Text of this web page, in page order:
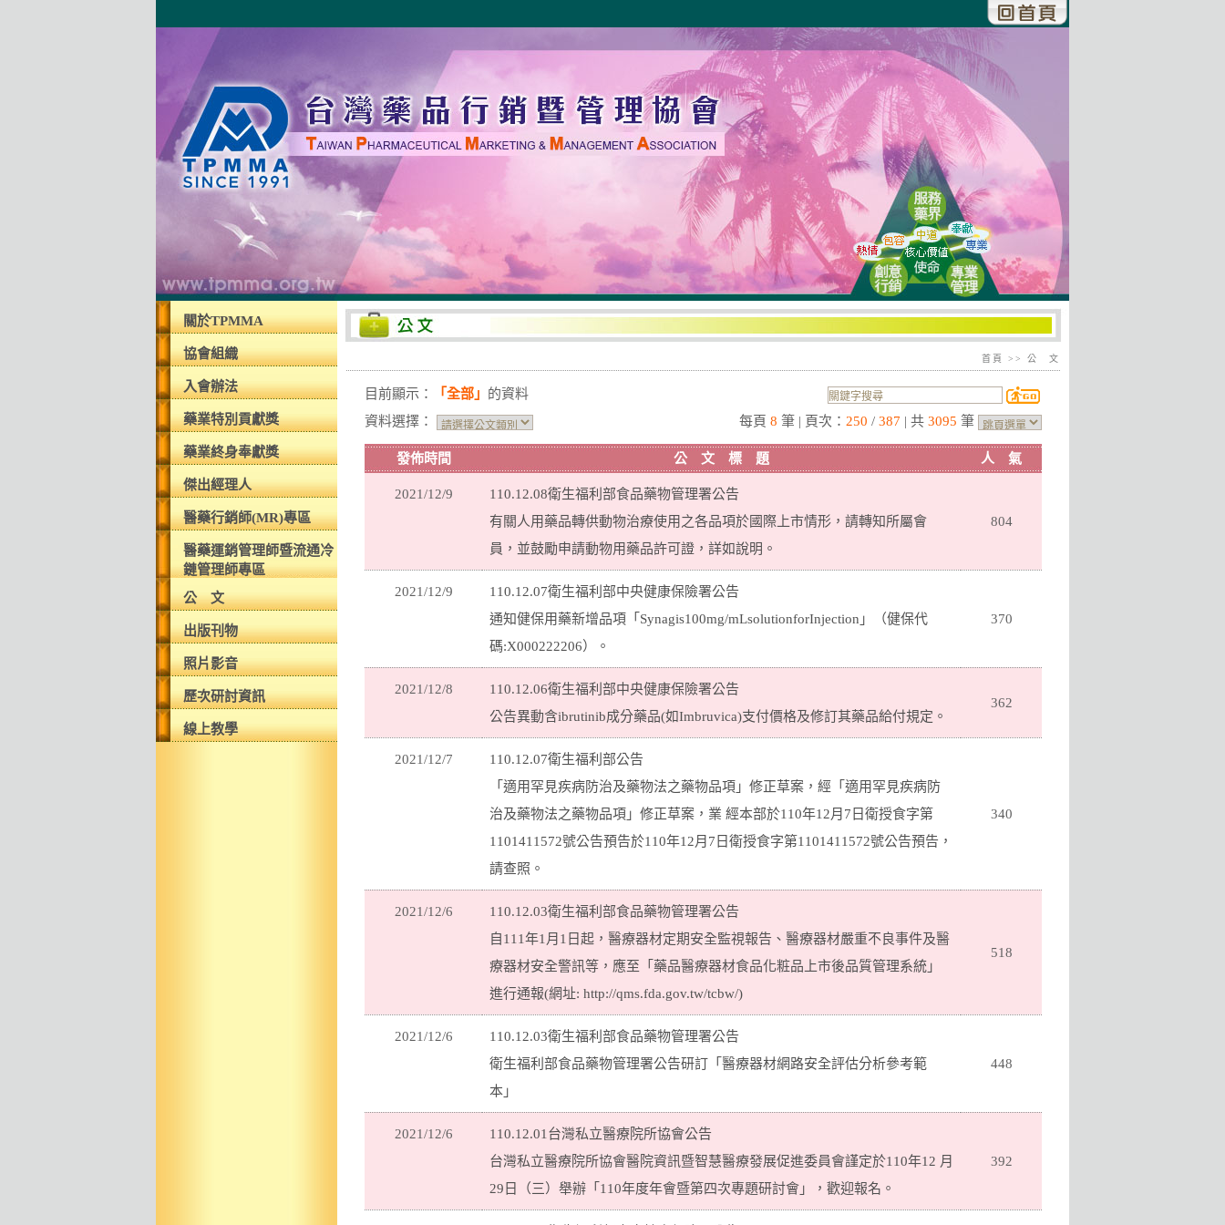
關於TPMMA
協會組織
入會辦法
藥業特別貢獻獎
藥業終身奉獻獎
傑出經理人
醫藥行銷師(MR)專區
醫藥運銷管理師暨流通冷
鏈管理師專區
公 文
出版刊物
照片影音
歷次研討資訊
線上教學
首頁 >> 公 文
目前顯示： 「全部」 的資料
資料選擇：
每頁 8 筆 | 頁次： 250 / 387 | 共 3095 筆
發佈時間 公 文 標 題 人 氣
2021/12/9
110.12.08衛生福利部食品藥物管理署公告
有關人用藥品轉供動物治療使用之各品項於國際上市情形，請轉知所屬會
員，並鼓勵申請動物用藥品許可證，詳如說明。
804
2021/12/9
110.12.07衛生福利部中央健康保險署公告
通知健保用藥新增品項「Synagis100mg/mLsolutionforInjection」（健保代
碼:X000222206）。
370
2021/12/8
110.12.06衛生福利部中央健康保險署公告
公告異動含ibrutinib成分藥品(如Imbruvica)支付價格及修訂其藥品給付規定。
362
2021/12/7
110.12.07衛生福利部公告
「適用罕見疾病防治及藥物法之藥物品項」修正草案，經「適用罕見疾病防
治及藥物法之藥物品項」修正草案，業 經本部於110年12月7日衛授食字第
1101411572號公告預告於110年12月7日衛授食字第1101411572號公告預告，
請查照。
340
2021/12/6
110.12.03衛生福利部食品藥物管理署公告
自111年1月1日起，醫療器材定期安全監視報告、醫療器材嚴重不良事件及醫
療器材安全警訊等，應至「藥品醫療器材食品化粧品上市後品質管理系統」
進行通報(網址: http://qms.fda.gov.tw/tcbw/)
518
2021/12/6
110.12.03衛生福利部食品藥物管理署公告
衛生福利部食品藥物管理署公告研訂「醫療器材網路安全評估分析參考範
本」
448
2021/12/6
110.12.01台灣私立醫療院所協會公告
台灣私立醫療院所協會醫院資訊暨智慧醫療發展促進委員會謹定於110年12 月
29日（三）舉辦「110年度年會暨第四次專題研討會」，歡迎報名。
392